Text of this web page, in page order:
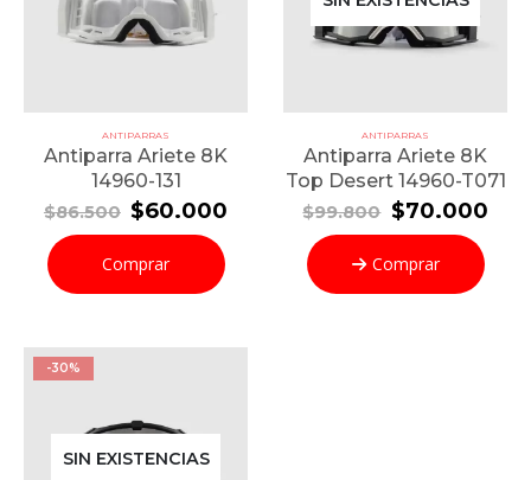
ANTIPARRAS
Antiparra Ariete 8K
14960-131
$86.500 El
precio
original
era:
$86.500.
$60.000
$60.000.
Comprar
ANTIPARRAS
Antiparra Ariete 8K
Top Desert 14960-T071
$99.800 El
precio
original
era:
$99.800.
$70.000El
Comprar
-30%
SIN EXISTENCIAS